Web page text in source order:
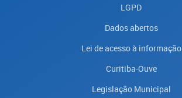
LGPD
Dados abertos
Lei de acesso à informação
Curitiba-Ouve
Legislação Municipal